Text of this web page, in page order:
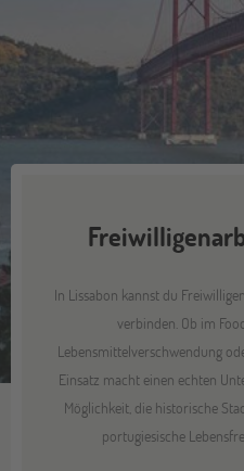
In Lissabon kannst du
verbinden. Ob im
Lebensmittelverschwendung
Einsatz macht einen echten
Möglichkeit, die historische
portugiesische